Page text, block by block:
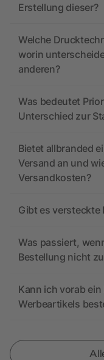
Erstellung dieser?
Welche
worin
anderen?
Was bedeutet
Unterschied zur
Bietet allbranded
Versand an und
Versandkosten?
Gibt es versteckte
Was passiert,
Bestellung nicht
Kann ich vorab
Werbeartikels